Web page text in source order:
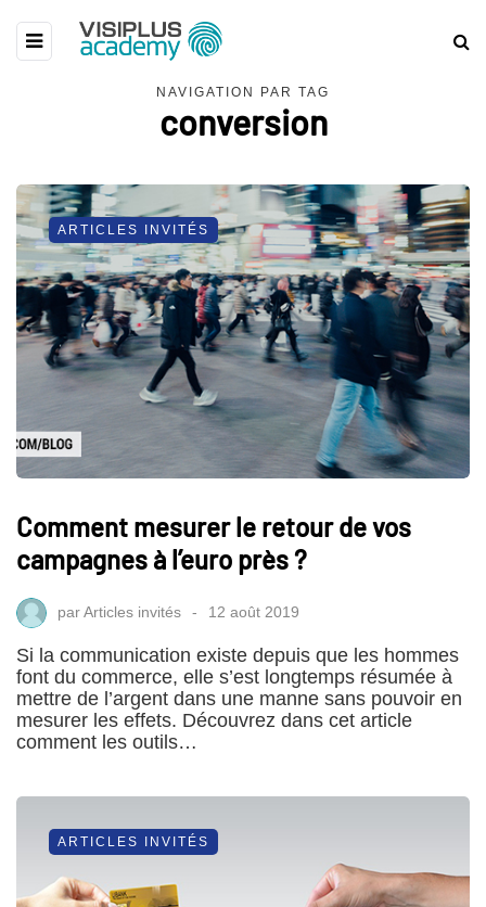
NAVIGATION PAR TAG
conversion
ARTICLES INVITÉS
Comment mesurer le retour de vos
campagnes à l’euro près ?
parArticles invités 12 août 2019
Si la communication existe depuis que les hommes
font du commerce, elle s’est longtemps résumée à
mettre de l’argent dans une manne sans pouvoir en
mesurer les effets. Découvrez dans cet article
comment les outils…
ARTICLES INVITÉS